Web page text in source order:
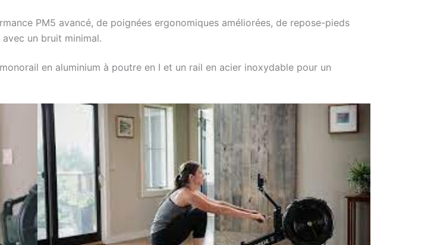
PM5 avancé, de poignées ergonomiques améliorées, de repose-pieds
un bruit minimal.
en aluminium à poutre en I et un rail en acier inoxydable pour un